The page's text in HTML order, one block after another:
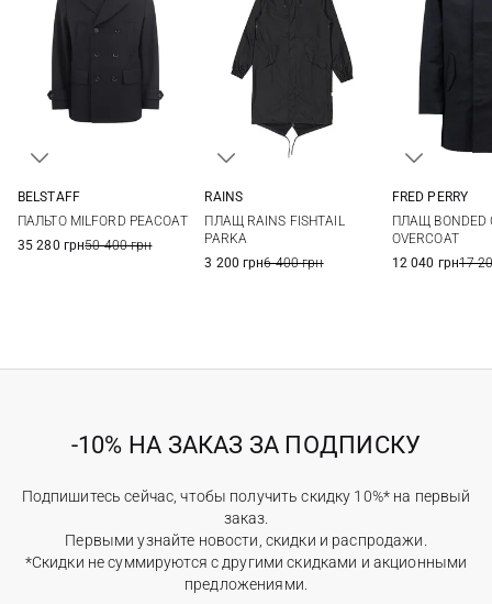
BELSTAFF
ПАЛЬТО MILFORD PEACOAT
35 280 грн50 400 грн
XL
RAINS
ПЛАЩ RAINS FISHTAIL
PARKA
3 200 грн6 400 грн
FRED PERRY
ПЛАЩ BONDED
OVERCOAT
12 040 грн17
-10% НА ЗАКАЗ ЗА ПОДПИСКУ
Подпишитесь сейчас, чтобы получить скидку 10%* на первый
заказ.
Первыми узнайте новости, скидки и распродажи.
*Скидки не суммируются с другими скидками и акционными
предложениями.